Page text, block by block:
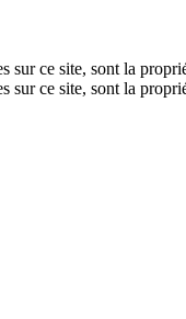
sur ce site, sont la
sur ce site, sont la